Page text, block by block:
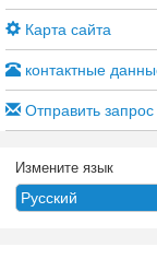
Карта сайта
контактные
Отправить запрос
Измените язык